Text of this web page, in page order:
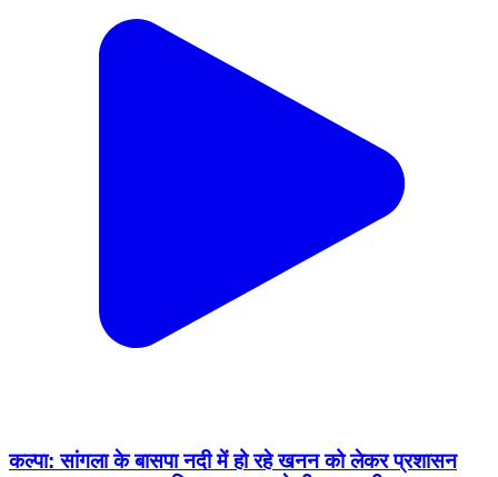
कल्पा: सांगला के बासपा नदी में हो रहे खनन को लेकर प्रशासन